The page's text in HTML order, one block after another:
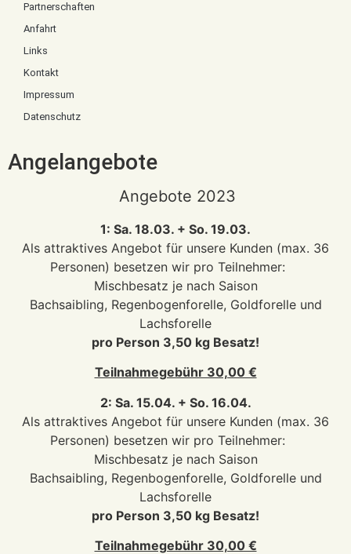
Partnerschaften
Anfahrt
Links
Kontakt
Impressum
Datenschutz
Angelangebote
Angebote 2023
1: Sa. 18.03. + So. 19.03.
Als attraktives Angebot für unsere Kunden (max. 36
Personen) besetzen wir pro Teilnehmer:
Mischbesatz je nach Saison
Bachsaibling, Regenbogenforelle, Goldforelle und
Lachsforelle
pro Person 3,50 kg Besatz!
Teilnahmegebühr 30,00 €
2: Sa. 15.04. + So. 16.04.
Als attraktives Angebot für unsere Kunden (max. 36
Personen) besetzen wir pro Teilnehmer:
Mischbesatz je nach Saison
Bachsaibling, Regenbogenforelle, Goldforelle und
Lachsforelle
pro Person 3,50 kg Besatz!
Teilnahmegebühr 30,00 €